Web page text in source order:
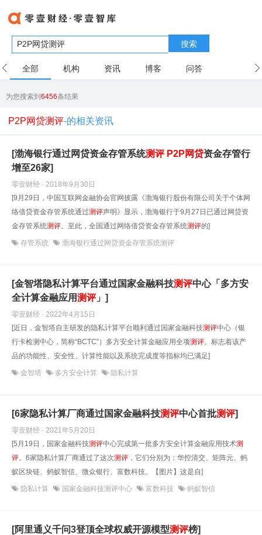
搜索
全部 机构 资讯 博客 问答
为您搜索到6456条结果
P2P网贷测评-的相关资讯
[渤海银行通过网贷资金存管系统测评 P2P网贷资金存管行
增至26家]
零壹财经 · 2018年9月30日
[9月29日，中国互联网金融协会官网披露《渤海银行股份有限公司关于个体网
络借贷资金存管系统通过测评声明》显示，渤海银行于9月27日已通过网贷资
金存管系统测评。至此，全国通过网络借贷资金存管系统测评的]
存管系统 渤海银行通过网贷资金存管系统测评
[金智塔隐私计算平台通过国家金融科技测评中心「多方安
全计算金融应用测评」]
零壹财经 · 2022年4月15日
[近日，金智塔自主研发的隐私计算平台顺利通过国家金融科技测评中心（银
行卡检测中心，简称“BCTC”）多方安全计算金融应用全项测评。标志着该产
品的功能性、安全性、计算性能以及系统完成度等指标均已满足]
金智塔 多方安全计算 隐私计算
[6家隐私计算厂商通过国家金融科技测评中心首批测评]
零壹财经 · 2021年5月20日
[5月19日，国家金融科技测评中心完成第一批多方安全计算金融应用技术测
评。6家隐私计算厂商通过了这次测评 ，它们分别为：华控清交、矩阵元、蚂
蚁区块链、蚂蚁智信、微众银行、富数科技。【图片】这是自]
隐私计算 国家金融科技测评中心 富数科技 蚂蚁智信
[阿里通义千问3登顶全球权威开源模型测评榜]